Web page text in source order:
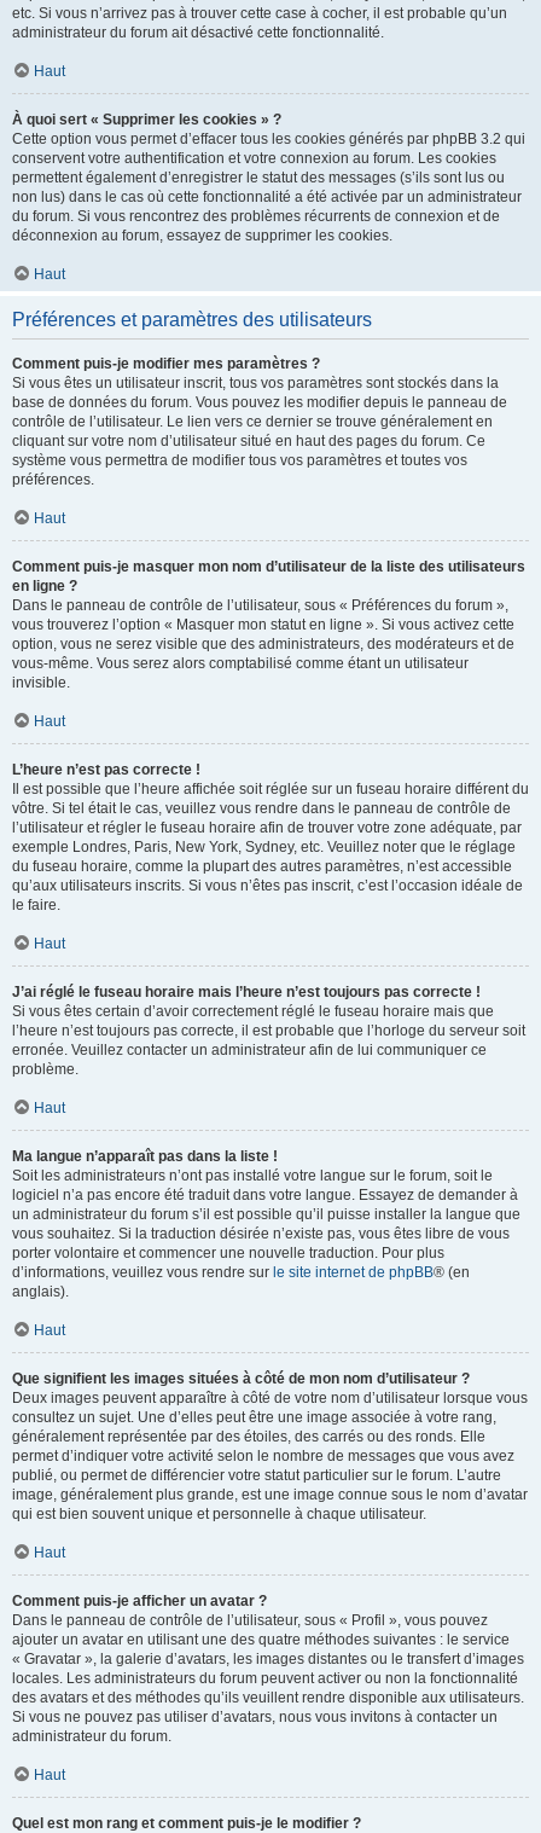
etc. Si vous n’arrivez pas à trouver cette case à cocher, il est probable qu’un
administrateur du forum ait désactivé cette fonctionnalité.
Haut
À quoi sert « Supprimer les cookies » ?
Cette option vous permet d’effacer tous les cookies générés par phpBB 3.2 qui
conservent votre authentification et votre connexion au forum. Les cookies
permettent également d’enregistrer le statut des messages (s’ils sont lus ou
non lus) dans le cas où cette fonctionnalité a été activée par un administrateur
du forum. Si vous rencontrez des problèmes récurrents de connexion et de
déconnexion au forum, essayez de supprimer les cookies.
Haut
Préférences et paramètres des utilisateurs
Comment puis-je modifier mes paramètres ?
Si vous êtes un utilisateur inscrit, tous vos paramètres sont stockés dans la
base de données du forum. Vous pouvez les modifier depuis le panneau de
contrôle de l’utilisateur. Le lien vers ce dernier se trouve généralement en
cliquant sur votre nom d’utilisateur situé en haut des pages du forum. Ce
système vous permettra de modifier tous vos paramètres et toutes vos
préférences.
Haut
Comment puis-je masquer mon nom d’utilisateur de la liste des utilisateurs
en ligne ?
Dans le panneau de contrôle de l’utilisateur, sous « Préférences du forum »,
vous trouverez l’option « Masquer mon statut en ligne ». Si vous activez cette
option, vous ne serez visible que des administrateurs, des modérateurs et de
vous-même. Vous serez alors comptabilisé comme étant un utilisateur
invisible.
Haut
L’heure n’est pas correcte !
Il est possible que l’heure affichée soit réglée sur un fuseau horaire différent du
vôtre. Si tel était le cas, veuillez vous rendre dans le panneau de contrôle de
l’utilisateur et régler le fuseau horaire afin de trouver votre zone adéquate, par
exemple Londres, Paris, New York, Sydney, etc. Veuillez noter que le réglage
du fuseau horaire, comme la plupart des autres paramètres, n’est accessible
qu’aux utilisateurs inscrits. Si vous n’êtes pas inscrit, c’est l’occasion idéale de
le faire.
Haut
J’ai réglé le fuseau horaire mais l’heure n’est toujours pas correcte !
Si vous êtes certain d’avoir correctement réglé le fuseau horaire mais que
l’heure n’est toujours pas correcte, il est probable que l’horloge du serveur soit
erronée. Veuillez contacter un administrateur afin de lui communiquer ce
problème.
Haut
Ma langue n’apparaît pas dans la liste !
Soit les administrateurs n’ont pas installé votre langue sur le forum, soit le
logiciel n’a pas encore été traduit dans votre langue. Essayez de demander à
un administrateur du forum s’il est possible qu’il puisse installer la langue que
vous souhaitez. Si la traduction désirée n’existe pas, vous êtes libre de vous
porter volontaire et commencer une nouvelle traduction. Pour plus
d’informations, veuillez vous rendre sur le site internet de phpBB® (en
anglais).
Haut
Que signifient les images situées à côté de mon nom d’utilisateur ?
Deux images peuvent apparaître à côté de votre nom d’utilisateur lorsque vous
consultez un sujet. Une d’elles peut être une image associée à votre rang,
généralement représentée par des étoiles, des carrés ou des ronds. Elle
permet d’indiquer votre activité selon le nombre de messages que vous avez
publié, ou permet de différencier votre statut particulier sur le forum. L’autre
image, généralement plus grande, est une image connue sous le nom d’avatar
qui est bien souvent unique et personnelle à chaque utilisateur.
Haut
Comment puis-je afficher un avatar ?
Dans le panneau de contrôle de l’utilisateur, sous « Profil », vous pouvez
ajouter un avatar en utilisant une des quatre méthodes suivantes : le service
« Gravatar », la galerie d’avatars, les images distantes ou le transfert d’images
locales. Les administrateurs du forum peuvent activer ou non la fonctionnalité
des avatars et des méthodes qu’ils veuillent rendre disponible aux utilisateurs.
Si vous ne pouvez pas utiliser d’avatars, nous vous invitons à contacter un
administrateur du forum.
Haut
Quel est mon rang et comment puis-je le modifier ?